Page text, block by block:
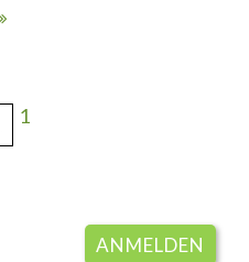
1
ANMELDEN